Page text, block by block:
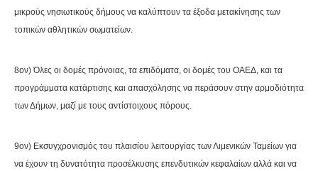
μικρούς νησιωτικούς δήμους να καλύπτουν τα έξοδα μετακίνησης των
τοπικών αθλητικών σωματείων.
8ον) Όλες οι δομές πρόνοιας, τα επιδόματα, οι δομές του ΟΑΕΔ, και τα
προγράμματα κατάρτισης και απασχόλησης να περάσουν στην αρμοδιότητα
των Δήμων, μαζί με τους αντίστοιχους πόρους.
9ον) Εκσυγχρονισμός του πλαισίου λειτουργίας των Λιμενικών Ταμείων για
να έχουν τη δυνατότητα προσέλκυσης επενδυτικών κεφαλαίων αλλά και να